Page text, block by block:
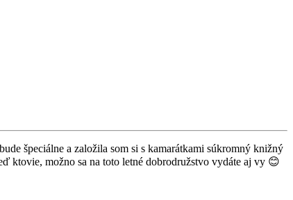
špeciálne a založila som si s kamarátkami súkromný knižný
ktovie, možno sa na toto letné dobrodružstvo vydáte aj vy 😊